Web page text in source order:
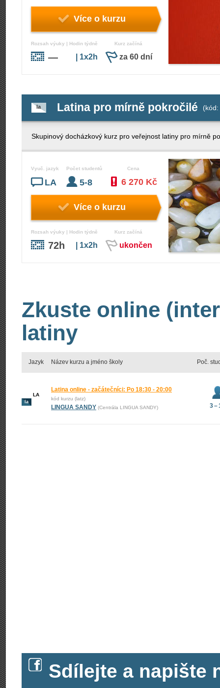
Více o kurzu
Rozsah výuky | Hodin týdně
— | 1x2h
Kurz začíná
za 60 dní
la Latina pro mírně pokročilé
Skupinový docházkový kurz pro veřejnost latiny pro mírně
Vyuč. jazyk
LA
Počet studentů
5-8
Cena
6 270 Kč
Více o kurzu
Rozsah výuky | Hodin týdně
72h | 1x2h
Kurz začíná
ukončen
Zkuste online
latiny
Jazyk Název kurzu a jméno školy Poč.
LA
la
Latina online - začátečníci: Po 18:30 - 20:00
kód kurzu (latz)
LINGUA SANDY (Centrála LINGUA SANDY) 3 –
Sdílejte a napište